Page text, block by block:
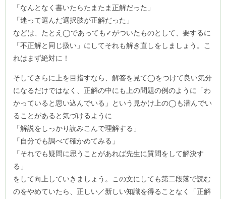
「なんとなく書いたらたまたま正解だった」
「迷って選んだ選択肢が正解だった」
などは、たとえ◯であっても✓がついたものとして、要するに
「不正解と同じ扱い」にしてそれも解き直しをしましょう。こ
れはまず絶対に！
そしてさらに上を目指すなら、解答を見て◯をつけて良い気分
になるだけではなく、正解の中にも上の問題の例のように「わ
かっていると思い込んでいる」という見かけ上の◯も潜んでい
ることがあると気づけるように
「解説をしっかり読みこんで理解する」
「自分でも調べて確かめてみる」
「それでも疑問に思うことがあれば先生に質問をして解決す
る」
をして向上していきましょう。この文にしても第二段落で読む
のをやめていたら、正しい／新しい知識を得ることなく「正解